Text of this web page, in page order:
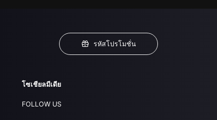
รหัสโปรโมชั่น
โซเชียลมีเดีย
FOLLOW US